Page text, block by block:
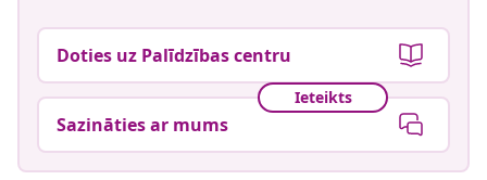
Doties uz Palīdzības centru
Ieteikts
Sazināties ar mums